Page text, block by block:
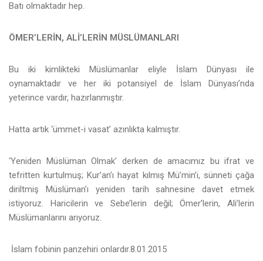
Batı olmaktadır hep.
ÖMER’LERİN, ALİ’LERİN MÜSLÜMANLARI
Bu iki kimlikteki Müslümanlar eliyle İslam Dünyası ile
oynamaktadır ve her iki potansiyel de İslam Dünyası’nda
yeterince vardır, hazırlanmıştır.
Hatta artık ‘ümmet-i vasat’ azınlıkta kalmıştır.
‘Yeniden Müslüman Olmak’ derken de amacımız bu ifrat ve
tefritten kurtulmuş; Kur’an’ı hayat kılmış Mü’min’i, sünneti çağa
diriltmiş Müslüman’ı yeniden tarih sahnesine davet etmek
istiyoruz. Haricilerin ve Sebe’lerin değil; Ömer’lerin, Ali’lerin
Müslümanlarını arıyoruz.
İslam fobinin panzehiri onlardır.8.01.2015